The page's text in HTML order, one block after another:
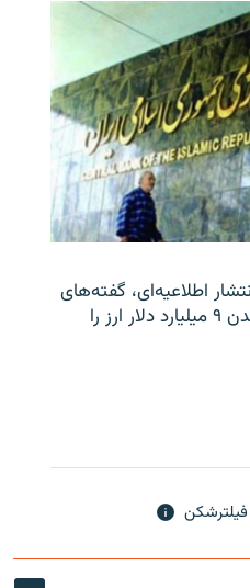
اطلاعیه‌ای، گفته‌های
یک نماینده مجلس درباره گم شدن ۹ میلیارد دلار ارز را